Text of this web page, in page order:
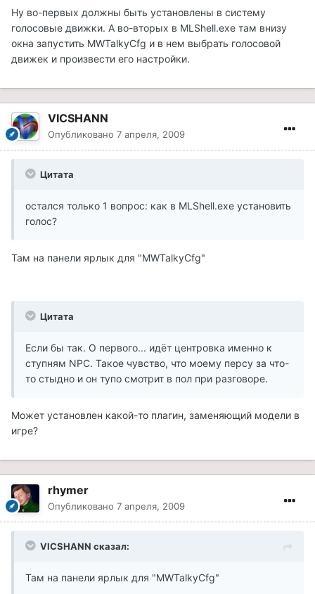
Ну во-первых должны быть установлены в систему
голосовые движки. А во-вторых в MLShell.exe там внизу
окна запустить MWTalkyCfg и в нем выбрать голосовой
движек и произвести его настройки.
VICSHANN
Опубликовано 7 апреля, 2009
Цитата
остался только 1 вопрос: как в MLShell.exe установить
голос?
Там на панели ярлык для "MWTalkyCfg"
Цитата
Если бы так. О первого... идёт центровка именно к
ступням NPC. Такое чувство, что моему персу за что-
то стыдно и он тупо смотрит в пол при разговоре.
Может установлен какой-то плагин, заменяющий модели в
игре?
rhymer
Опубликовано 7 апреля, 2009
VICSHANN сказал:
Там на панели ярлык для "MWTalkyCfg"